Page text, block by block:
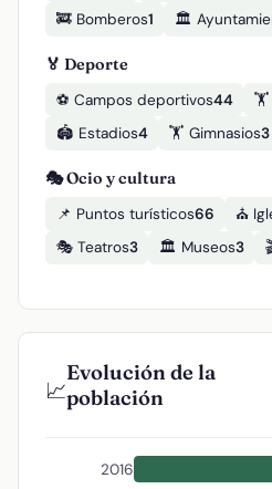
🚒 Bomberos1 🏛️
🏅 Deporte
⚽ Campos deportivos44 🏋️
🏟️ Estadios4 🏋️ Gimnasios3
🎭 Ocio y cultura
📌 Puntos turísticos66 ⛪
🎭 Teatros3 🏛️ Museos3
📈
Evolución de la
población
2016